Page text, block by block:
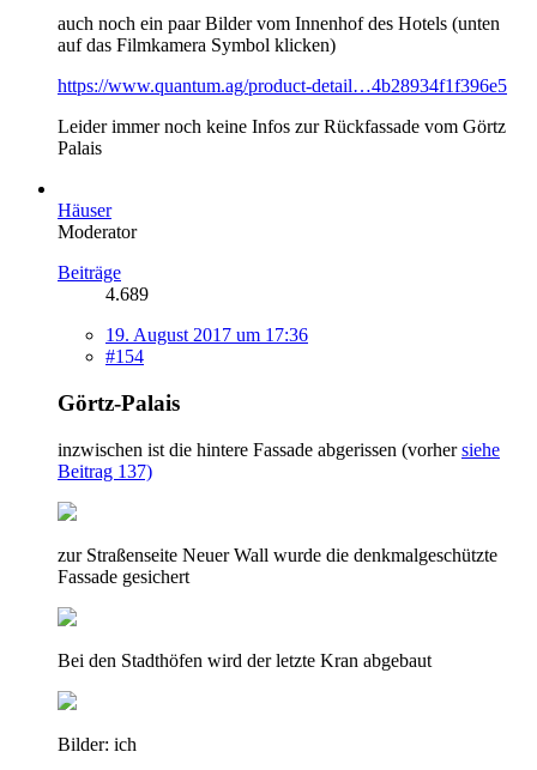
auch noch ein paar Bilder vom Innenhof des Hotels (unten
auf das Filmkamera Symbol klicken)
https://www.quantum.ag/product-detail…4b28934f1f396e5
Leider immer noch keine Infos zur Rückfassade vom Görtz
Palais
Häuser
Moderator
Beiträge
4.689
19. August 2017 um 17:36
#154
Görtz-Palais
inzwischen ist die hintere Fassade abgerissen (vorhersiehe
Beitrag 137)
zur Straßenseite Neuer Wall wurde die denkmalgeschützte
Fassade gesichert
Bei den Stadthöfen wird der letzte Kran abgebaut
Bilder: ich